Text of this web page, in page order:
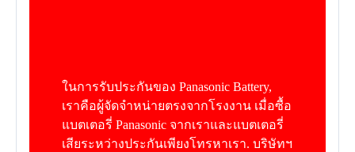
ในการรับประกันของ Panasonic Battery,
เราคือผู้จัดจำหน่ายตรงจากโรงงาน เมื่อซื้อ
แบตเตอรี่ Panasonic จากเราและแบตเตอรี่
เสียระหว่างประกันเพียงโทรหาเรา. บริษัทฯ